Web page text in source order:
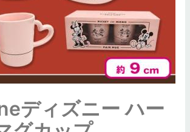
ディズニー ハー